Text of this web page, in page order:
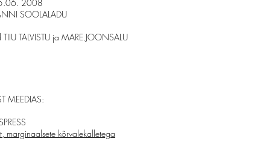
2008
SOOLALADU
TALVISTU ja MARE JOONSALU
MEEDIAS:
marginaalsete kõrvalekalletega